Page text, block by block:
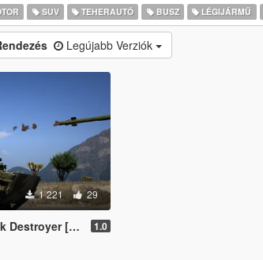
SUV TEHERAUTÓ BUSZ LÉGIJÁRMŰ
Legújabb Verziók
1 221 29
[Add-On] 1.0